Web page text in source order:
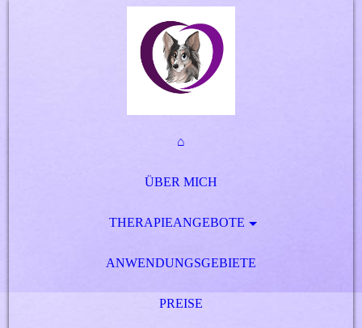
⌂
ÜBER MICH
THERAPIEANGEBOTE
ANWENDUNGSGEBIETE
PREISE